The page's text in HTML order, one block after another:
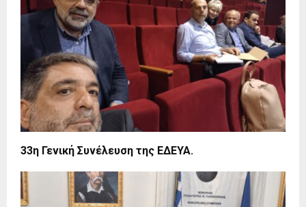
33η Γενική Συνέλευση της ΕΔΕΥΑ.